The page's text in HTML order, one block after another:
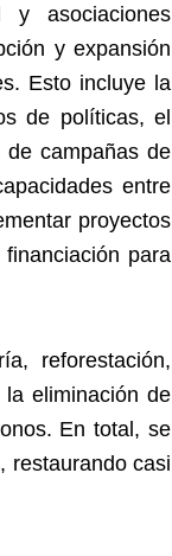
y asociaciones
y expansión
Esto incluye la
de políticas, el
de campañas de
entre
proyectos
para
reforestación,
eliminación de
En total, se
restaurando casi